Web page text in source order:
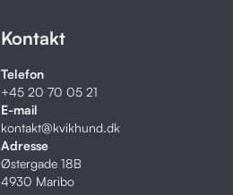
Kontakt
Telefon
+45 20 70 05 21
E-mail
kontakt@kvikhund.dk
Adresse
Østergade 18B
4930 Maribo